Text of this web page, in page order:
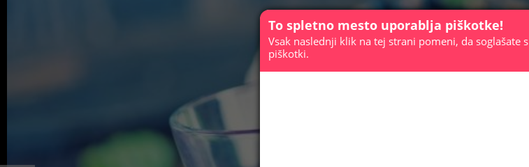
To spletno mesto uporablja piškotke!
Vsak naslednji klik na tej strani pomeni, da soglašate s
piškotki.